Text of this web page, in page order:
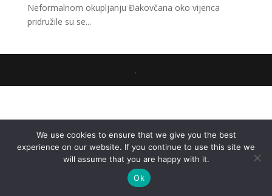
Neformalnom okupljanju Đakovčana oko vijenca
pridružile su se...
.
We use cookies to ensure that we give you the best
experience on our website. If you continue to use this site we
will assume that you are happy with it.
Ok